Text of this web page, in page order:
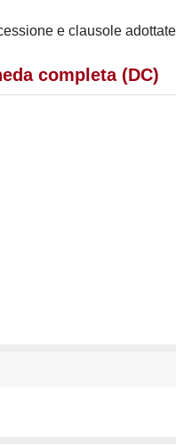
e clausole
completa (DC)